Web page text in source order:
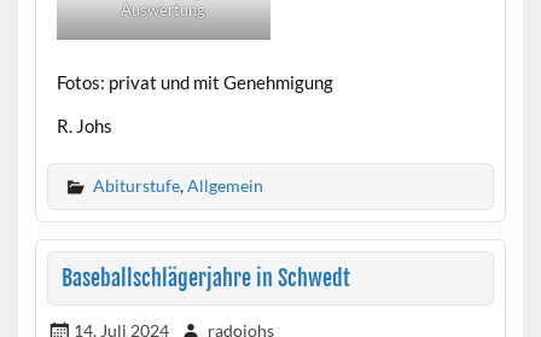
Auswertung
Fotos: privat und mit Genehmigung
R. Johs
Abiturstufe,Allgemein
Baseballschlägerjahre in Schwedt
14. Juli 2024 radojohs